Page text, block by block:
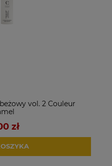
vol. 2 Couleur
zł